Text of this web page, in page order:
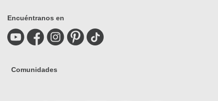
Encuéntranos en
Comunidades